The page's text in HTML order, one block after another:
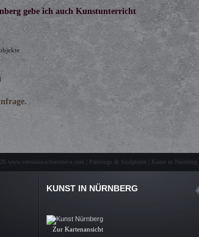
gebe ich auch Kunstunterricht
www.veronika-scherstneva.com | Paintings & Sculptures | Kunst in Nürnberg |
KUNST IN NÜRNBERG
Zur Kartenansicht